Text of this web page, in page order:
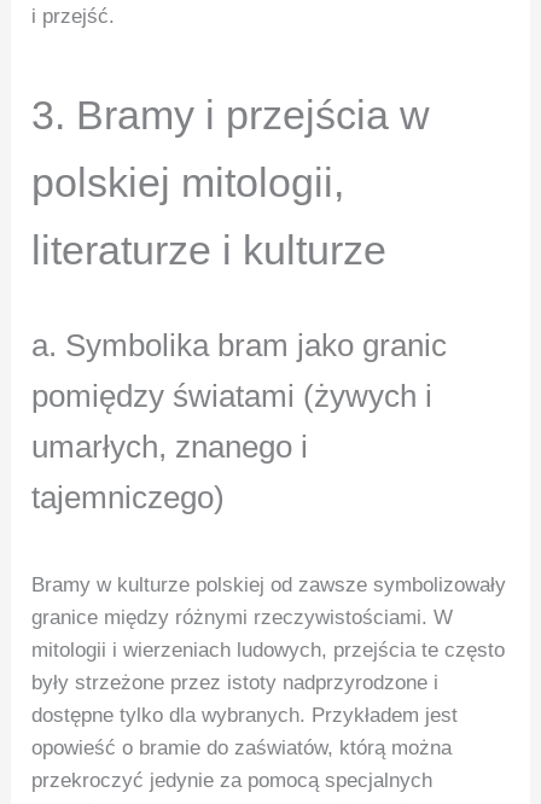
i przejść.
3. Bramy i przejścia w
polskiej mitologii,
literaturze i kulturze
a. Symbolika bram jako granic
pomiędzy światami (żywych i
umarłych, znanego i
tajemniczego)
Bramy w kulturze polskiej od zawsze symbolizowały
granice między różnymi rzeczywistościami. W
mitologii i wierzeniach ludowych, przejścia te często
były strzeżone przez istoty nadprzyrodzone i
dostępne tylko dla wybranych. Przykładem jest
opowieść o bramie do zaświatów, którą można
przekroczyć jedynie za pomocą specjalnych